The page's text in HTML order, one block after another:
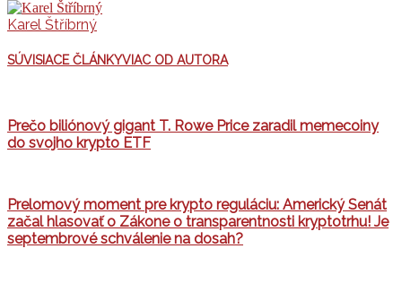
Karel Štříbrný
SÚVISIACE ČLÁNKYVIAC OD AUTORA
Prečo biliónový gigant T. Rowe Price zaradil memecoiny
do svojho krypto ETF
Prelomový moment pre krypto reguláciu: Americký Senát
začal hlasovať o Zákone o transparentnosti kryptotrhu! Je
septembrové schválenie na dosah?